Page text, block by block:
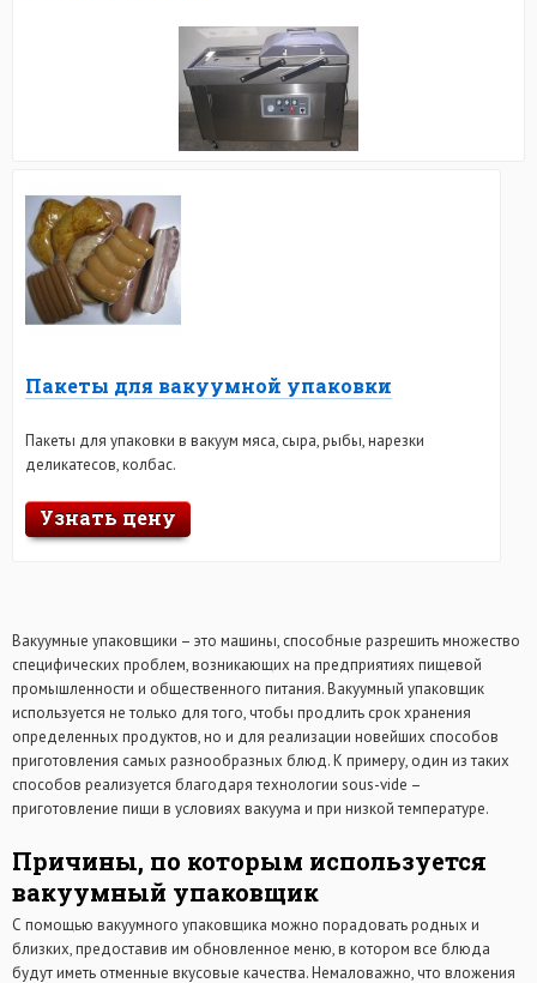
Пакеты для вакуумной упаковки
Пакеты для упаковки в вакуум мяса, сыра, рыбы, нарезки
деликатесов, колбас.
Узнать цену
Вакуумные упаковщики – это машины, способные разрешить множество
специфических проблем, возникающих на предприятиях пищевой
промышленности и общественного питания. Вакуумный упаковщик
используется не только для того, чтобы продлить срок хранения
определенных продуктов, но и для реализации новейших способов
приготовления самых разнообразных блюд. К примеру, один из таких
способов реализуется благодаря технологии sous-vide –
приготовление пищи в условиях вакуума и при низкой температуре.
Причины, по которым используется
вакуумный упаковщик
С помощью вакуумного упаковщика можно порадовать родных и
близких, предоставив им обновленное меню, в котором все блюда
будут иметь отменные вкусовые качества. Немаловажно, что вложения